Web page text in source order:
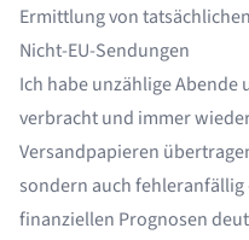
Ermittlung von
Nicht-EU-Sendungen
Ich habe unzählige Abende
verbracht und immer
Versandpapieren
sondern auch
finanziellen Prognosen